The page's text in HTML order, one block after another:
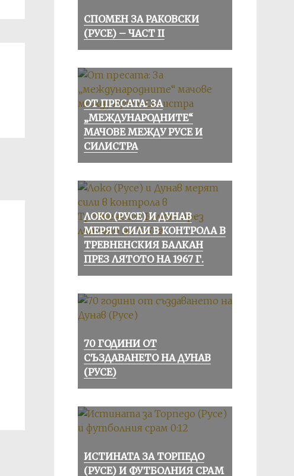
СПОМЕН ЗА РАКОВСКИ
(РУСЕ) – ЧАСТ II
ОТ ПРЕСАТА: ЗА
„МЕЖДУНАРОДНИТЕ“
МАЧОВЕ МЕЖДУ РУСЕ И
СИЛИСТРА
ЛОКО (РУСЕ) И ДУНАВ
МЕРЯТ СИЛИ В КОНТРОЛА В
ТРЕВНЕНСКИЯ БАЛКАН
ПРЕЗ ЛЯТОТО НА 1967 Г.
70 ГОДИНИ ОТ
СЪЗДАВАНЕТО НА ДУНАВ
(РУСЕ)
ИСТИНАТА ЗА ТОРПЕДО
(РУСЕ) И ФУТБОЛНИЯ СРАМ